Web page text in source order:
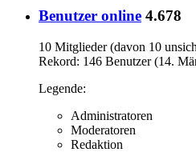
Benutzer online 4.678
10 Mitglieder (davon 10
Rekord: 146 Benutzer (14.
Legende:
Administratoren
Moderatoren
Redaktion